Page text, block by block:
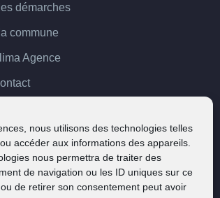
nous utilisons des technologies telles
accéder aux informations des appareils.
nous permettra de traiter des
de navigation ou les ID uniques sur ce
de retirer son consentement peut avoir
démarches
commune
Agence